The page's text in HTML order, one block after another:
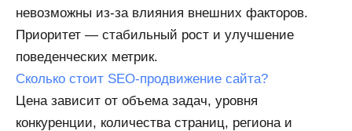
невозможны из-за влияния внешних факторов.
Приоритет — стабильный рост и улучшение
поведенческих метрик.
Сколько стоит SEO-продвижение сайта?
Цена зависит от объема задач, уровня
конкуренции, количества страниц, региона и